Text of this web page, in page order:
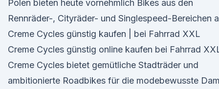
Polen bieten heute vornehmlich Bikes aus den
Rennräder-, Cityräder- und Singlespeed-Bereichen
Creme Cycles günstig kaufen | bei Fahrrad XXL
Creme Cycles günstig online kaufen bei Fahrrad
Creme Cycles bietet gemütliche Stadträder und
ambitionierte Roadbikes für die modebewusste